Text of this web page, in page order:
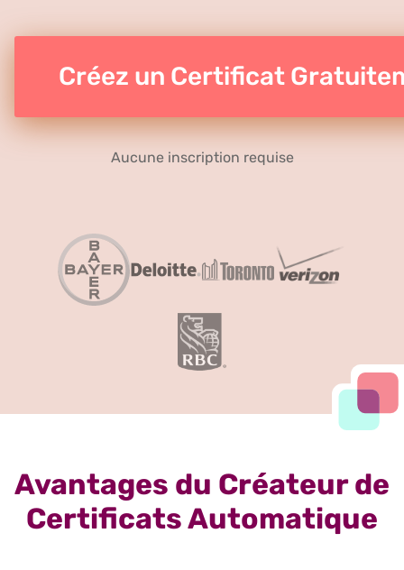
Créez un Certificat
Aucune inscription requise
Avantages du Créateur de
Certificats Automatique